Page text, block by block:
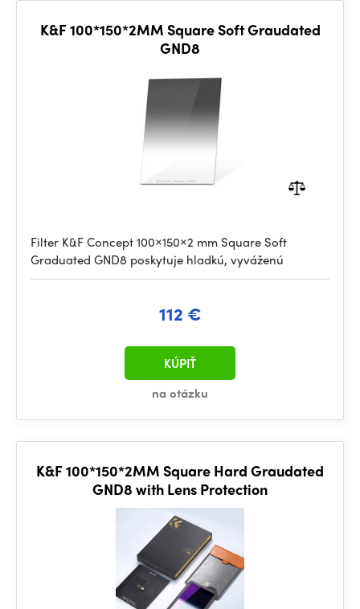
K&F 100*150*2MM Square Soft Graudated
GND8
Filter K&F Concept 100×150×2 mm Square Soft
Graduated GND8 poskytuje hladkú, vyváženú
112 €
na otázku
KÚPIŤ
K&F 100*150*2MM Square Hard Graudated
GND8 with Lens Protection